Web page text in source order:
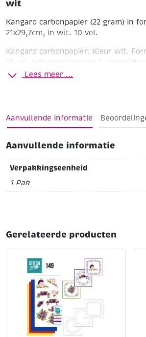
wit
Kangaro carbonpapier (22 gram) in
21x29,7cm, in wit. 10 vel.
Kangaro carbonpapier. Kleur wit.
10 vel.
Wit carbonpapier is geschikt
ondergronden zoals b.v. papier, hout
lijnen kunnen eventueel met een
worden.
Lees meer ...
Aanvullende informatie
Aanvullende informatie
Verpakkingseenheid
1 Pak
Gerelateerde producten